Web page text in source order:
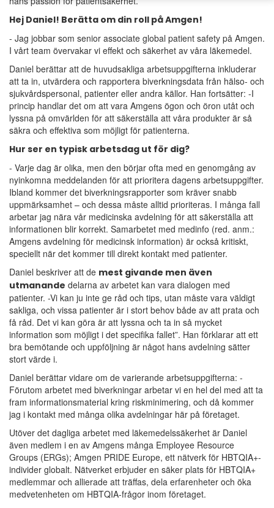
Hej Daniel! Berätta om din roll på Amgen!
- Jag jobbar som senior associate global patient safety på Amgen.
I vårt team övervakar vi effekt och säkerhet av våra läkemedel.
Daniel berättar att de huvudsakliga arbetsuppgifterna inkluderar
att ta in, utvärdera och rapportera biverkningsdata från hälso- och
sjukvårdspersonal, patienter eller andra källor. Han fortsätter: -I
princip handlar det om att vara Amgens ögon och öron utåt och
lyssna på omvärlden för att säkerställa att våra produkter är så
säkra och effektiva som möjligt för patienterna.
Hur ser en typisk arbetsdag ut för dig?
- Varje dag är olika, men den börjar ofta med en genomgång av
nyinkomna meddelanden för att prioritera dagens arbetsuppgifter.
Ibland kommer det biverkningsrapporter som kräver snabb
uppmärksamhet – och dessa måste alltid prioriteras. I många fall
arbetar jag nära vår medicinska avdelning för att säkerställa att
informationen blir korrekt. Samarbetet med medinfo (red. anm.:
Amgens avdelning för medicinsk information) är också kritiskt,
speciellt när det kommer till direkt kontakt med patienter.
Daniel beskriver att de mest givande men även
utmanande delarna av arbetet kan vara dialogen med
patienter. -Vi kan ju inte ge råd och tips, utan måste vara väldigt
sakliga, och vissa patienter är i stort behov både av att prata och
få råd. Det vi kan göra är att lyssna och ta in så mycket
information som möjligt i det specifika fallet”. Han förklarar att ett
bra bemötande och uppföljning är något hans avdelning sätter
stort värde i.
Daniel berättar vidare om de varierande arbetsuppgifterna: -
Förutom arbetet med biverkningar arbetar vi en hel del med att ta
fram informationsmaterial kring riskminimering, och då kommer
jag i kontakt med många olika avdelningar här på företaget.
Utöver det dagliga arbetet med läkemedelssäkerhet är Daniel
även medlem i en av Amgens många Employee Resource
Groups (ERGs); Amgen PRIDE Europe, ett nätverk för HBTQIA+-
individer globalt. Nätverket erbjuder en säker plats för HBTQIA+
medlemmar och allierade att träffas, dela erfarenheter och öka
medvetenheten om HBTQIA-frågor inom företaget.